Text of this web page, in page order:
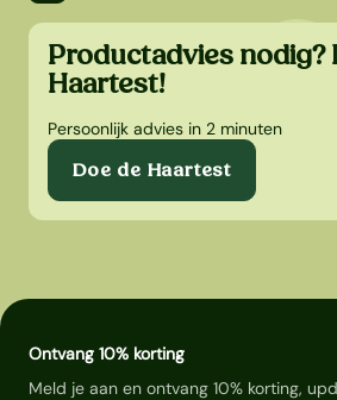
Productadvies nodig?
Haartest!
Persoonlijk advies in 2 minuten
Doe de Haartest
Ontvang 10% korting
Meld je aan en ontvang 10% korting,